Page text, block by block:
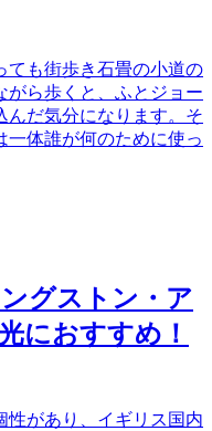
ても街歩き石畳の小道の
がら歩くと、ふとジョー
んだ気分になります。そ
一体誰が何のために使っ
グストン・ア
におすすめ！
性があり、イギリス国内